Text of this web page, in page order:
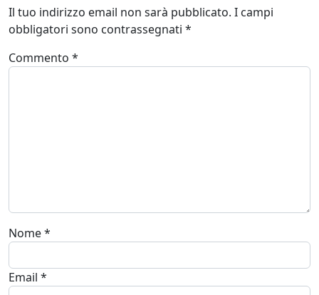
Il tuo indirizzo email non sarà pubblicato. I campi
obbligatori sono contrassegnati *
Commento *
Nome*
Email *